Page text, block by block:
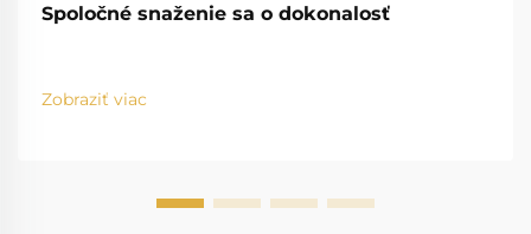
Spoločné snaženie sa o dokonalosť
Zobraziť viac